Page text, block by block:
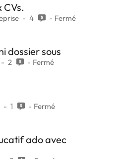
CVs.
4 Fermé
dossier sous
2 Fermé
1 Fermé
ado avec